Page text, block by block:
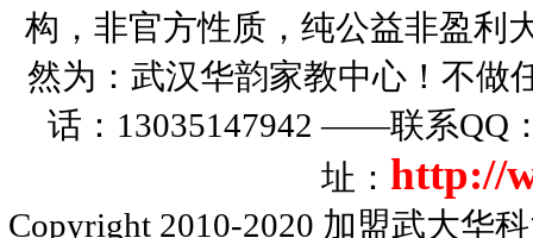
构，非官方性质，纯公益非盈利
然为：武汉华韵家教中心！不做
话：13035147942 ——联系QQ
址： http://
Copyright 2010-2020 加盟武大华